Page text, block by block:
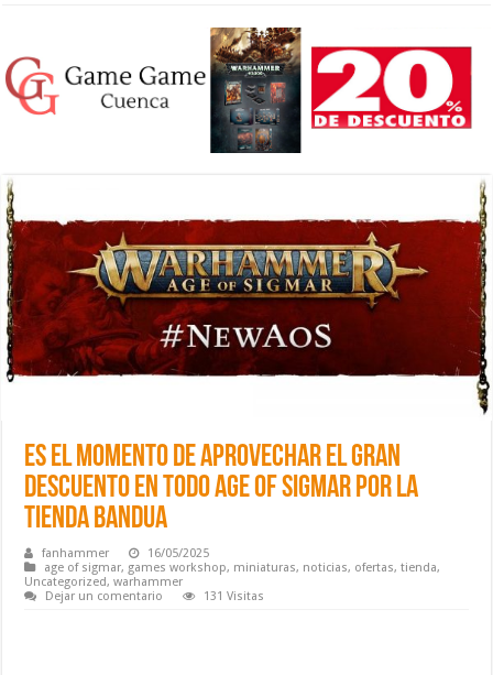
Es el momento de aprovechar el gran
Descuento en todo Age of sigmar por la
Tienda Bandua
fanhammer
16/05/2025
age of sigmar, games workshop, miniaturas, noticias, ofertas,tienda,
Uncategorized,warhammer
Dejar un comentario
131 Visitas